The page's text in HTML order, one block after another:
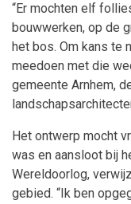
“Er mochten elf
bouwwerken, op de
het bos. Om kans te
meedoen met die
gemeente Arnhem,
Het ontwerp mocht
was en aansloot bij
Wereldoorlog,
gebied. “Ik ben